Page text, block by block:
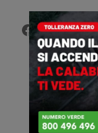
Facebook
Twitter